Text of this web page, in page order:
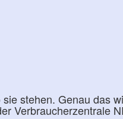
stehen. Genau das
Verbraucherzentrale